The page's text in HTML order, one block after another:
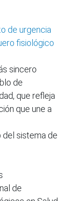
de urgencia
fisiológico
sincero
de
que refleja
que une a
sistema de
de